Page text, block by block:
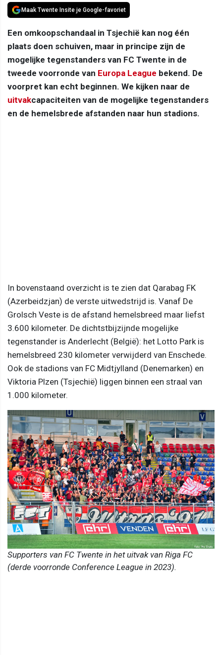
Maak Twente Insite je Google-favoriet
Een omkoopschandaal in Tsjechië kan nog één
plaats doen schuiven, maar in principe zijn de
mogelijke tegenstanders van FC Twente in de
tweede voorronde van Europa League bekend. De
voorpret kan echt beginnen. We kijken naar de
uitvakcapaciteiten van de mogelijke tegenstanders
en de hemelsbrede afstanden naar hun stadions.
In bovenstaand overzicht is te zien dat Qarabag FK
(Azerbeidzjan) de verste uitwedstrijd is. Vanaf De
Grolsch Veste is de afstand hemelsbreed maar liefst
3.600 kilometer. De dichtstbijzijnde mogelijke
tegenstander is Anderlecht (België): het Lotto Park is
hemelsbreed 230 kilometer verwijderd van Enschede.
Ook de stadions van FC Midtjylland (Denemarken) en
Viktoria Plzen (Tsjechië) liggen binnen een straal van
1.000 kilometer.
Supporters van FC Twente in het uitvak van Riga FC
(derde voorronde Conference League in 2023).